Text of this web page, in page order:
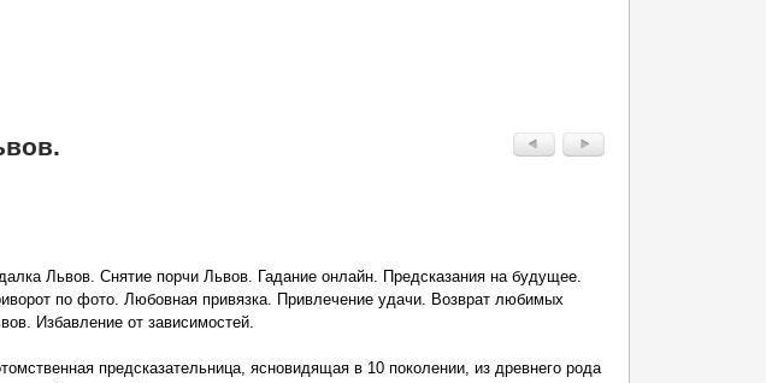
Львов. Снятие порчи Львов. Гадание онлайн. Предсказания на будущее.
по фото. Любовная привязка. Привлечение удачи. Возврат любимых
Избавление от зависимостей.
предсказательница, ясновидящая в 10 поколении, из древнего рода